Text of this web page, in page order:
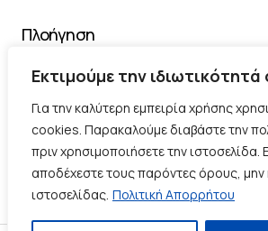
Εκτιμούμε την ιδιωτικότητά
Για την καλύτερη εμπειρία χρήσης
cookies. Παρακαλούμε διαβάστε την
πριν χρησιμοποιήσετε την ιστοσελίδα.
αποδέχεστε τους παρόντες όρους, μην
ιστοσελίδας. Πολιτική Απορρήτου
Πλοήγηση
Χρήσιμα
Διάφορα
Ακολουθήστε μας